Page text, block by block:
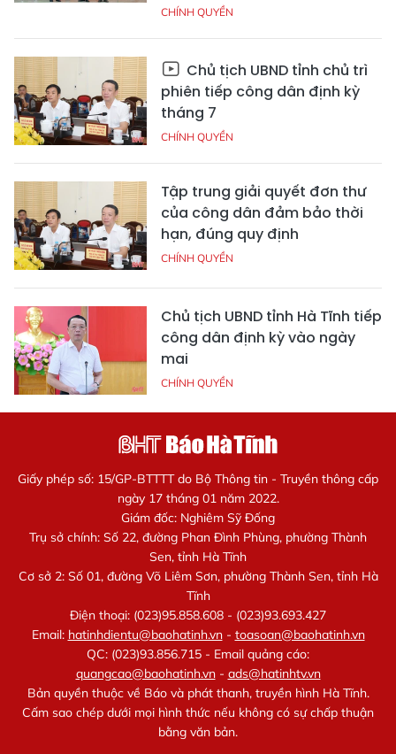
CHÍNH QUYỀN
Chủ tịch UBND tỉnh chủ trì
phiên tiếp công dân định kỳ
tháng 7
CHÍNH QUYỀN
Tập trung giải quyết đơn thư
của công dân đảm bảo thời
hạn, đúng quy định
CHÍNH QUYỀN
Chủ tịch UBND tỉnh Hà Tĩnh tiếp
công dân định kỳ vào ngày
mai
CHÍNH QUYỀN
Giấy phép số: 15/GP-BTTTT do Bộ Thông tin - Truyền thông cấp
ngày 17 tháng 01 năm 2022.
Giám đốc: Nghiêm Sỹ Đống
Trụ sở chính: Số 22, đường Phan Đình Phùng, phường Thành
Sen, tỉnh Hà Tĩnh
Cơ sở 2: Số 01, đường Võ Liêm Sơn, phường Thành Sen, tỉnh Hà
Tĩnh
Điện thoại: (023)95.858.608 - (023)93.693.427
Email: hatinhdientu@baohatinh.vn- toasoan@baohatinh.vn
QC: (023)93.856.715 - Email quảng cáo:
quangcao@baohatinh.vn- ads@hatinhtv.vn
Bản quyền thuộc về Báo và phát thanh, truyền hình Hà Tĩnh.
Cấm sao chép dưới mọi hình thức nếu không có sự chấp thuận
bằng văn bản.